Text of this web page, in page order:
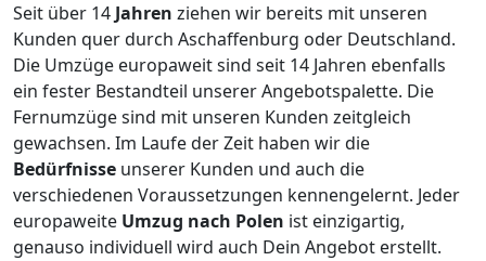
Seit über 14 Jahren ziehen wir bereits mit unseren
Kunden quer durch Aschaffenburg oder Deutschland.
Die Umzüge europaweit sind seit 14 Jahren ebenfalls
ein fester Bestandteil unserer Angebotspalette. Die
Fernumzüge sind mit unseren Kunden zeitgleich
gewachsen. Im Laufe der Zeit haben wir die
Bedürfnisse unserer Kunden und auch die
verschiedenen Voraussetzungen kennengelernt. Jeder
europaweite Umzug nach Polen ist einzigartig,
genauso individuell wird auch Dein Angebot erstellt.